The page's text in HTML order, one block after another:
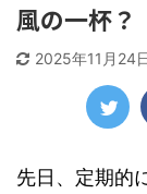
風の一杯？
2025年11月24
先日、定期的